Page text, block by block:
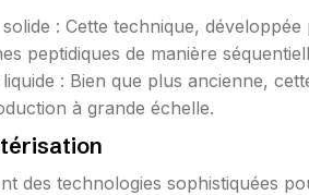
: Cette technique,
peptidiques de manière
: Bien que plus ancienne,
à grande échelle.
des technologies sophistiquées